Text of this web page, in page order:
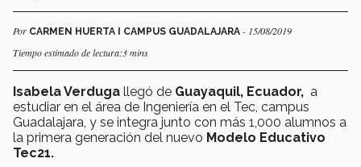
Por CARMEN HUERTA I CAMPUS GUADALAJARA - 15/08/2019
Tiempo estimado de lectura:3 mins
Isabela Verduga llegó de Guayaquil, Ecuador, a
estudiar en el área de Ingeniería en el Tec, campus
Guadalajara, y se integra junto con más 1,000 alumnos a
la primera generación del nuevo Modelo Educativo
Tec21.